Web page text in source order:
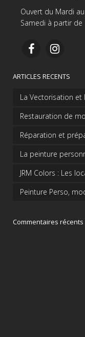
Ouvert du Mardi
Samedi à partir de
ARTICLES RECENTS
La Vectorisation
Restauration de
Réparation et
La peinture
JRM Colors : Les
Peinture Perso,
Commentaires récents